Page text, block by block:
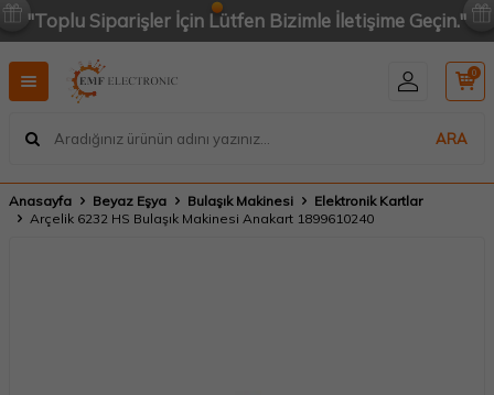
"Toplu Siparişler İçin Lütfen Bizimle İletişime Geçin."
ARA
0
Anasayfa Beyaz Eşya Bulaşık Makinesi
Elektronik Kartlar
Arçelik 6232 HS Bulaşık Makinesi Anakart 1899610240